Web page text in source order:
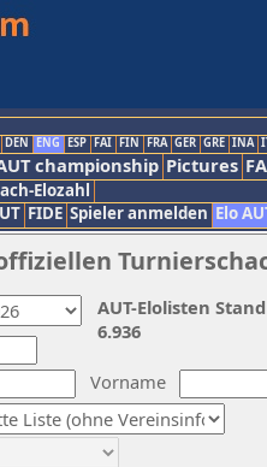
DEN ENG ESP FAI FIN FRA GER GRE INA
championship Pictures
Elozahl
FIDE Spieler anmelden Elo
Vorname
AUT-Elolisten
6.936